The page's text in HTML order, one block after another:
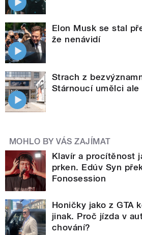
Elon Musk se stal
že nenávidí
Strach z
Stárnoucí umělci
MOHLO BY VÁS ZAJÍMAT
Klavír a procítěnost
prken. Edúv Syn
Fonosession
Honičky jako z GTA
jinak. Proč jízda v
chování?